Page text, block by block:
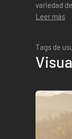
variedad
Leer más
Tags de